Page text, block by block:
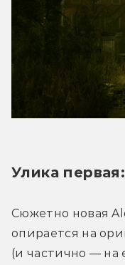
Улика
Сюжетно новая
опирается на
(и частично —